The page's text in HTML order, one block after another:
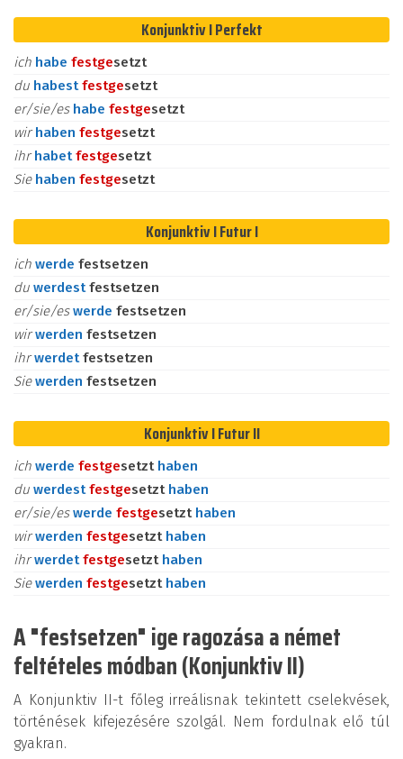
Konjunktiv I Perfekt
ich habe festgesetzt
du habestfestgesetzt
er/sie/es habe festgesetzt
wirhaben festgesetzt
ihrhabetfestgesetzt
Sie haben festgesetzt
Konjunktiv I Futur I
ich werde festsetzen
du werdestfestsetzen
er/sie/eswerde festsetzen
wirwerden festsetzen
ihrwerdetfestsetzen
Siewerden festsetzen
Konjunktiv I Futur II
ich werde festgesetzt haben
du werdestfestgesetzt haben
er/sie/eswerde festgesetzt haben
wirwerden festgesetzt haben
ihrwerdetfestgesetzt haben
Siewerden festgesetzt haben
A "festsetzen" ige ragozása a német
feltételes módban (Konjunktiv II)
A Konjunktiv II-t főleg irreálisnak tekintett cselekvések,
történések kifejezésére szolgál. Nem fordulnak elő túl
gyakran.